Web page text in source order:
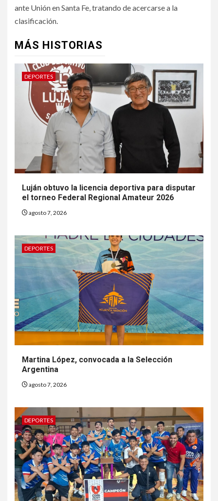
ante Unión en Santa Fe, tratando de acercarse a la
clasificación.
MÁS HISTORIAS
DEPORTES
Luján obtuvo la licencia deportiva para disputar
el torneo Federal Regional Amateur 2026
agosto 7, 2026
DEPORTES
Martina López, convocada a la Selección
Argentina
agosto 7, 2026
DEPORTES